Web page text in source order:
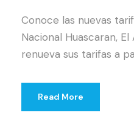
Conoce las nuevas
Nacional Huascaran,
renueva sus tarifas a
Read More